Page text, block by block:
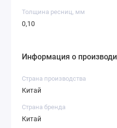
Толщина ресниц, мм
0,10
Информация о
Страна производства
Китай
Страна бренда
Китай